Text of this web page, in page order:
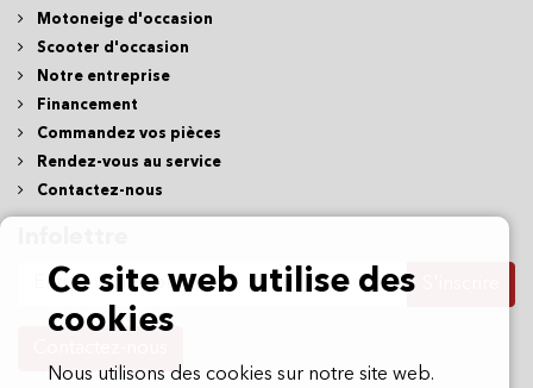
Motoneige d'occasion
Scooter d'occasion
Notre entreprise
Financement
Commandez vos pièces
Rendez-vous au service
Contactez-nous
Ce site web utilise des
cookies
Nous utilisons des cookies sur notre site web.